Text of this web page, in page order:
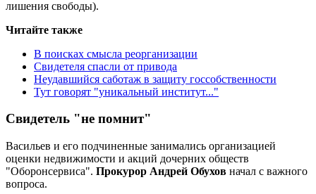
лишения свободы).
Читайте также
В поисках смысла реорганизации
Свидетеля спасли от привода
Неудавшийся саботаж в защиту госсобственности
Тут говорят "уникальный институт..."
Свидетель "не помнит"
Васильев и его подчиненные занимались организацией
оценки недвижимости и акций дочерних обществ
"Оборонсервиса". Прокурор Андрей Обухов начал с важного
вопроса.